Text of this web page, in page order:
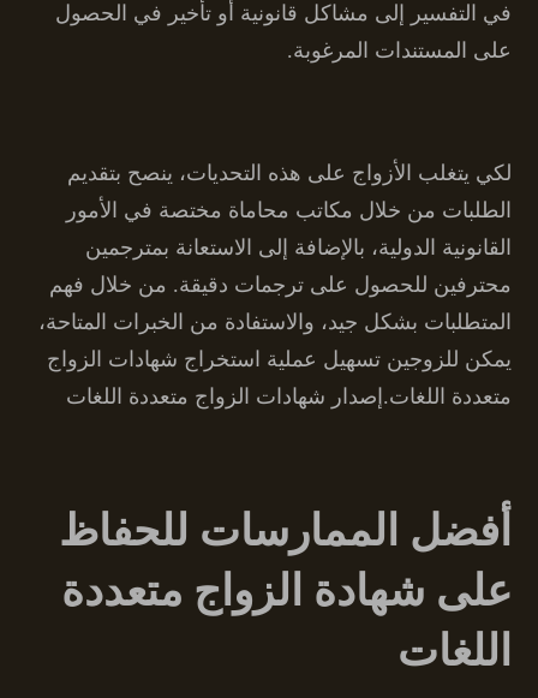
في التفسير إلى مشاكل قانونية أو تأخير في الحصول
على المستندات المرغوبة.
لكي يتغلب الأزواج على هذه التحديات، ينصح بتقديم
الطلبات من خلال مكاتب محاماة مختصة في الأمور
القانونية الدولية، بالإضافة إلى الاستعانة بمترجمين
محترفين للحصول على ترجمات دقيقة. من خلال فهم
المتطلبات بشكل جيد، والاستفادة من الخبرات المتاحة،
يمكن للزوجين تسهيل عملية استخراج شهادات الزواج
متعددة اللغات.إصدار شهادات الزواج متعددة اللغات
أفضل الممارسات للحفاظ
على شهادة الزواج متعددة
اللغات